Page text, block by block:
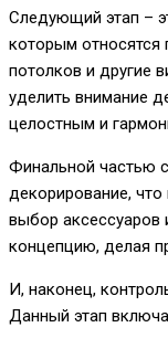
Следующий этап –
которым относятся
потолков и другие
уделить внимание
целостным и
Финальной частью
декорирование,
выбор
концепцию, делая
И, наконец,
Данный этап